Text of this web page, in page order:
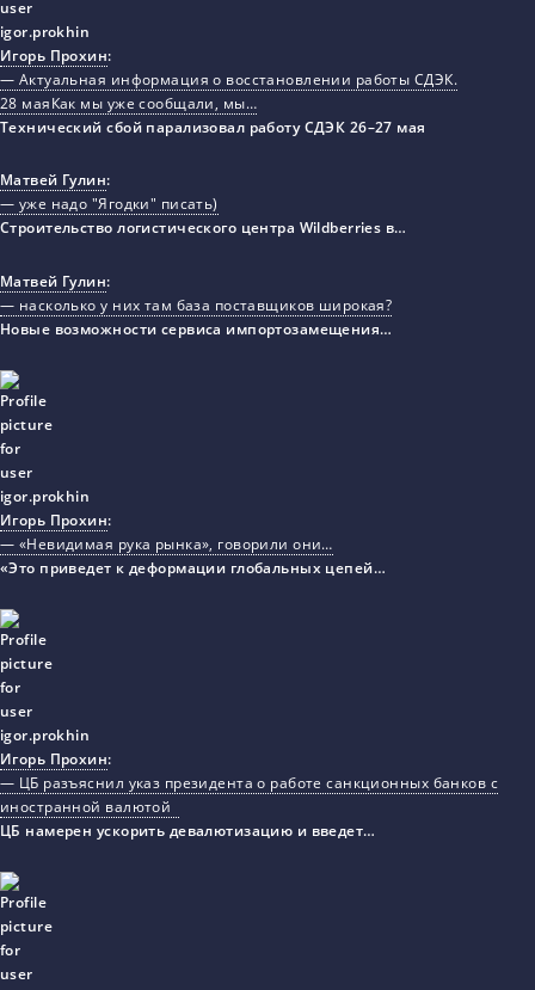
Игорь Прохин:
— Актуальная информация о восстановлении работы СДЭК.
28 маяКак мы уже сообщали, мы…
Технический сбой парализовал работу СДЭК 26–27 мая
Матвей Гулин:
— уже надо "Ягодки" писать)
Строительство логистического центра Wildberries в…
Матвей Гулин:
— насколько у них там база поставщиков широкая?
Новые возможности сервиса импортозамещения…
Игорь Прохин:
— «Невидимая рука рынка», говорили они…
«Это приведет к деформации глобальных цепей…
Игорь Прохин:
— ЦБ разъяснил указ президента о работе санкционных банков с
иностранной валютой
ЦБ намерен ускорить девалютизацию и введет…